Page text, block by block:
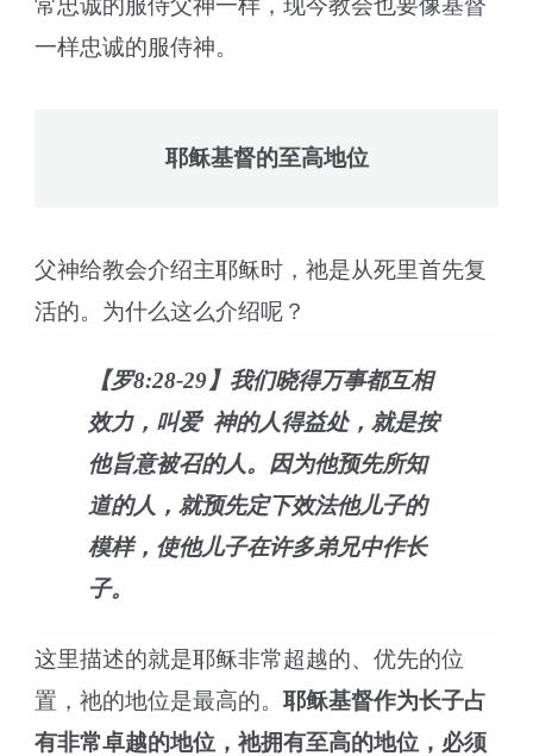
常忠诚的服侍父神一样，现今教会也要像基督
一样忠诚的服侍神。
耶稣基督的至高地位
父神给教会介绍主耶稣时，祂是从死里首先复
活的。为什么这么介绍呢？
【罗8:28-29】我们晓得万事都互相
效力，叫爱 神的人得益处，就是按
他旨意被召的人。因为他预先所知
道的人，就预先定下效法他儿子的
模样，使他儿子在许多弟兄中作长
子。
这里描述的就是耶稣非常超越的、优先的位
置，祂的地位是最高的。耶稣基督作为长子占
有非常卓越的地位，祂拥有至高的地位，必须